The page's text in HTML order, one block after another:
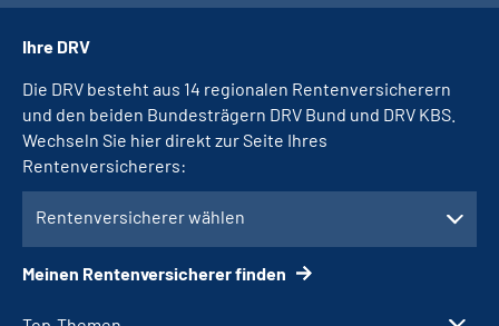
Ihre DRV
Die DRV besteht aus 14 regionalen Rentenversicherern
und den beiden Bundesträgern DRV Bund und DRV KBS.
Wechseln Sie hier direkt zur Seite Ihres
Rentenversicherers:
Rentenversicherer wählen
Meinen Rentenversicherer finden